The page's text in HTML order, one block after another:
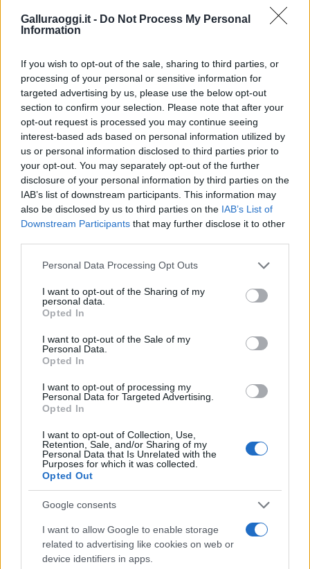
Galluraoggi.it - Do Not Process My Personal
Information
If you wish to opt-out of the sale, sharing to third parties, or
processing of your personal or sensitive information for
targeted advertising by us, please use the below opt-out
section to confirm your selection. Please note that after your
opt-out request is processed you may continue seeing
interest-based ads based on personal information utilized by
us or personal information disclosed to third parties prior to
your opt-out. You may separately opt-out of the further
disclosure of your personal information by third parties on the
IAB’s list of downstream participants. This information may
also be disclosed by us to third parties on the IAB’s List of
Downstream Participants that may further disclose it to other
Please note that this website/app uses one or more Google
not limited to your visit or usage behaviour. You may click to
grant or deny consent to Google and its third-party tags to
use your data for below specified purposes in below Google
consent section.
Personal Data Processing Opt Outs
I want to opt-out of the Sharing of my
personal data.
Opted In
I want to opt-out of the Sale of my
Personal Data.
Opted In
I want to opt-out of processing my
Personal Data for Targeted Advertising.
Opted In
I want to opt-out of Collection, Use,
Retention, Sale, and/or Sharing of my
Personal Data that Is Unrelated with the
Purposes for which it was collected.
Opted Out
Google consents
I want to allow Google to enable storage
related to advertising like cookies on web or
device identifiers in apps.
incentivino le attività che decidono di restare
Vuoi rimuovere le pubblicità nazionali?
Puoi abbonarti asoli € 1,10 al mese
cliccandoqui
Sei già abbonato?
Puoi effettuare l'accesso andando nella
sezioneLogindal menù del sito o
cliccandoqui
TEMI: Calangianus Negozi
Confcommercio Olbia
Negozi Gallura
Condividi l'articolo
F
a
ce
b
o
o
k
T
w
te
r
Pi
n
re
st
W
h
s
A
p
S
h
re
Prossimo articolo
NOTIZIE RECENTI
Incendi, a San Pasquale arriva il Campo Base:
l’inaugurazione